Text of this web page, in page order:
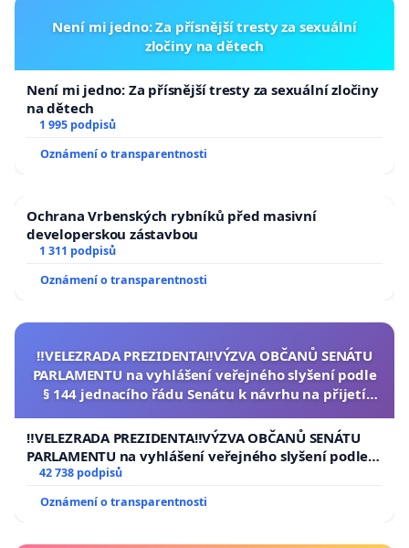
Není mi jedno: Za přísnější tresty za sexuální
zločiny na dětech
Není mi jedno: Za přísnější tresty za sexuální zločiny
na dětech
1 995 podpisů
Oznámení o transparentnosti
Ochrana Vrbenských rybníků před masivní
developerskou zástavbou
1 311 podpisů
Oznámení o transparentnosti
‼️VELEZRADA PREZIDENTA‼️VÝZVA OBČANŮ SENÁTU
PARLAMENTU na vyhlášení veřejného slyšení podle
§ 144 jednacího řádu Senátu k návrhu na přijetí
republiky
‼️VELEZRADA PREZIDENTA‼️VÝZVA OBČANŮ SENÁTU
PARLAMENTU na vyhlášení veřejného slyšení podle §
144 jednacího řádu Senátu k návrhu na přijetí
usnesení k podání ústavní žaloby na prezidenta
republiky
42 738 podpisů
Oznámení o transparentnosti